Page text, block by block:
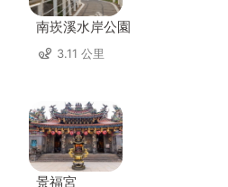
南崁溪水岸公園
3.11 公里
景福宮